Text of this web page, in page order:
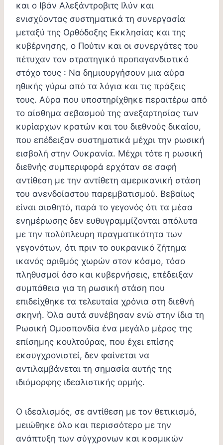
και ο Ιβάν Αλεξάντροβιτς Ιλύν και
ενισχύοντας συστηματικά τη συνεργασία
μεταξύ της Ορθόδοξης Εκκλησίας και της
κυβέρνησης, ο Πούτιν και οι συνεργάτες του
πέτυχαν τον στρατηγικό προπαγανδιστικό
στόχο τους : Να δημιουργήσουν μια αύρα
ηθικής γύρω από τα λόγια και τις πράξεις
τους. Αύρα που υποστηρίχθηκε περαιτέρω από
το αίσθημα σεβασμού της ανεξαρτησίας των
κυρίαρχων κρατών και του διεθνούς δικαίου,
που επέδειξαν συστηματικά μέχρι την ρωσική
εισβολή στην Ουκρανία. Μέχρι τότε η ρωσική
διεθνής συμπεριφορά ερχόταν σε σαφή
αντίθεση με την αντίθετη αμερικανική στάση
του ανενδοίαστου παρεμβατισμού. Βεβαίως
είναι αισθητό, παρά το γεγονός ότι τα μέσα
ενημέρωσης δεν ευθυγραμμίζονται απόλυτα
με την πολύπλευρη πραγματικότητα των
γεγονότων, ότι πριν το ουκρανικό ζήτημα
ικανός αριθμός χωρών στον κόσμο, τόσο
πληθυσμοί όσο και κυβερνήσεις, επέδειξαν
συμπάθεια για τη ρωσική στάση που
επιδείχθηκε τα τελευταία χρόνια στη διεθνή
σκηνή. Όλα αυτά συνέβησαν ενώ στην ίδια τη
Ρωσική Ομοσπονδία ένα μεγάλο μέρος της
επίσημης κουλτούρας, που έχει επίσης
εκσυγχρονιστεί, δεν φαίνεται να
αντιλαμβάνεται τη σημασία αυτής της
ιδιόμορφης ιδεαλιστικής ορμής.
Ο ιδεαλισμός, σε αντίθεση με τον θετικισμό,
μειώθηκε όλο και περισσότερο με την
ανάπτυξη των σύγχρονων και κοσμικών